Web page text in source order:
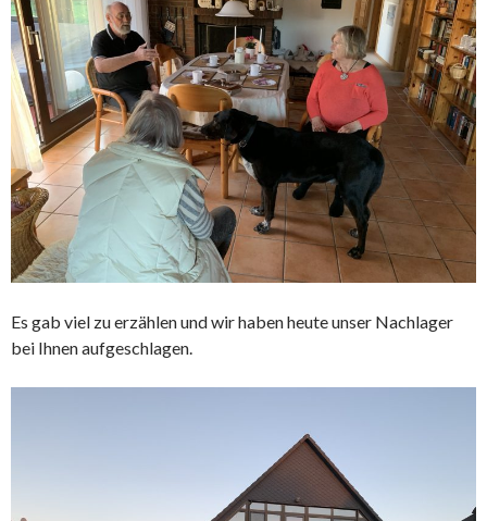
Es gab viel zu erzählen und wir haben heute unser Nachlager
bei Ihnen aufgeschlagen.